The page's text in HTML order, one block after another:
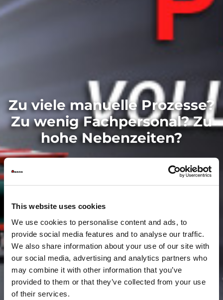
This website uses cookies
We use cookies to personalise content and ads, to
provide social media features and to analyse our traffic.
We also share information about your use of our site with
our social media, advertising and analytics partners who
may combine it with other information that you’ve
provided to them or that they’ve collected from your use
of their services.
Zu viele manuelle Prozesse?
Zu wenig Fachpersonal? Zu
hohe Nebenzeiten?